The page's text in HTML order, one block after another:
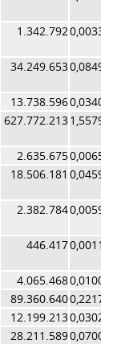
1.342.792
34.249.653
13.738.596
627.772.213
2.635.675
18.506.181
2.382.784
446.417
4.065.468
89.360.640
12.199.213
28.211.589